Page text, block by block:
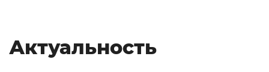
Актуальность